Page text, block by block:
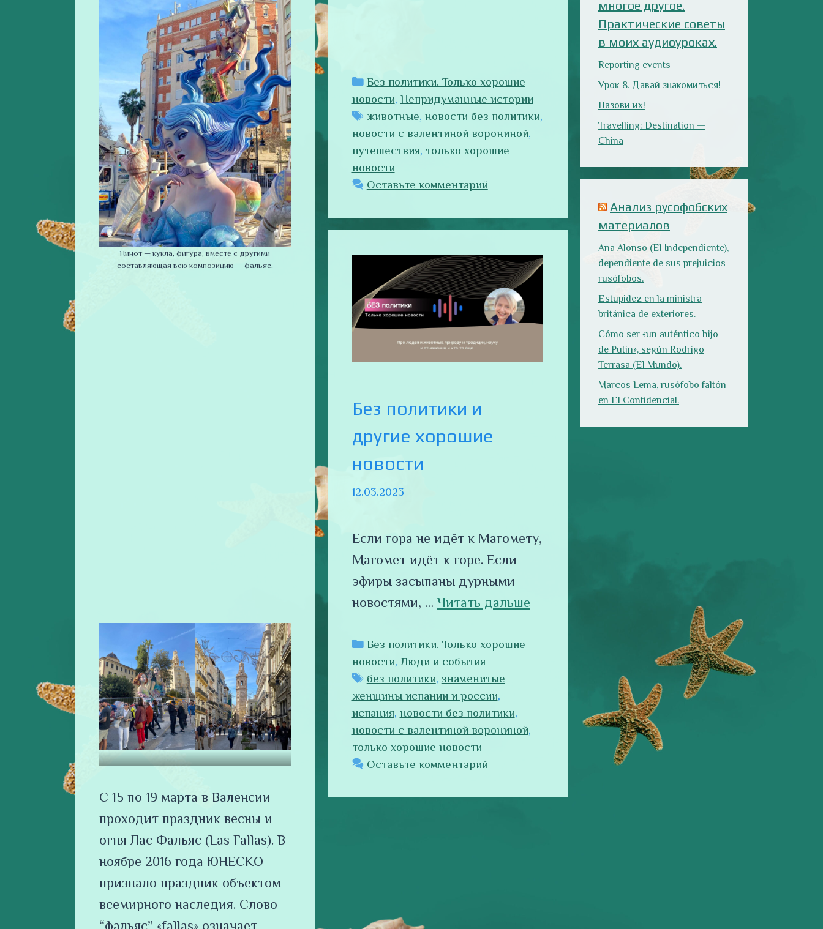
Нинот — кукла, фигура, вместе с другими
составляющая всю композицию — фальяс.
С 15 по 19 марта в Валенсии
проходит праздник весны и
огня Лас Фальяс (Las Fallas). В
ноябре 2016 года ЮНЕСКО
признало праздник объектом
всемирного наследия. Слово
“фальяс” «fallas» означает
Рубрики
Без политики. Только хорошие
новости, Непридуманные истории
Метки
животные, новости без политики,
новости с валентиной ворониной,
путешествия, только хорошие
новости
Оставьте комментарий
Без политики и
другие хорошие
новости
12.03.2023
Если гора не идёт к Магомету,
Магомет идёт к горе. Если
эфиры засыпаны дурными
новостями, … Читать дальше
Рубрики
Без политики. Только хорошие
новости, Люди и события
Метки
без политики, знаменитые
женщины испании и россии,
испания, новости без политики,
новости с валентиной ворониной,
только хорошие новости
Оставьте комментарий
Анализ русофобских
материалов
Ana Alonso (El Independiente),
dependiente de sus prejuicios
Estupidez en la ministra
Cómo ser «un auténtico hijo
Terrasa (El Mundo).
Marcos Lema, rusófobo faltón